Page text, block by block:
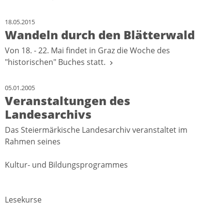
18.05.2015
Wandeln durch den Blätterwald
Von 18. - 22. Mai findet in Graz die Woche des
"historischen" Buches statt.
05.01.2005
Veranstaltungen des
Landesarchivs
Das Steiermärkische Landesarchiv veranstaltet im
Rahmen seines
Kultur- und Bildungsprogrammes
Lesekurse